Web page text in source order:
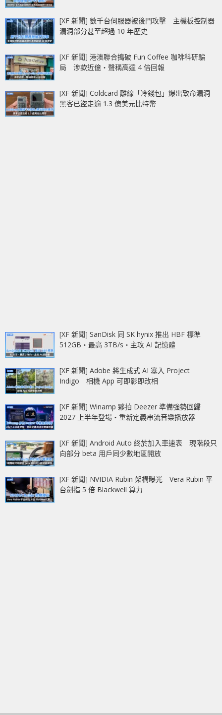
[XF 新聞] 數千台伺服器被後門攻擊 主機板控制器
漏洞部分甚至超過 10 年歷史
[XF 新聞] 港澳聯合搗破 Fun Coffee 咖啡科研騙
局 涉款近億‧聲稱高達 4 倍回報
[XF 新聞] Coldcard 離線「冷錢包」爆出致命漏洞
黑客已盜走逾 1.3 億美元比特幣
[XF 新聞] SanDisk 同 SK hynix 推出 HBF 標準
512GB‧最高 3TB/s‧主攻 AI 記憶體
[XF 新聞] Adobe 將生成式 AI 塞入 Project
Indigo 相機 App 可即影即改相
[XF 新聞] Winamp 夥拍 Deezer 準備強勢回歸
2027 上半年登場‧重新定義串流音樂播放器
[XF 新聞] Android Auto 終於加入車速表 現階段只
向部分 beta 用戶同少數地區開放
[XF 新聞] NVIDIA Rubin 架構曝光 Vera Rubin 平
台劍指 5 倍 Blackwell 算力